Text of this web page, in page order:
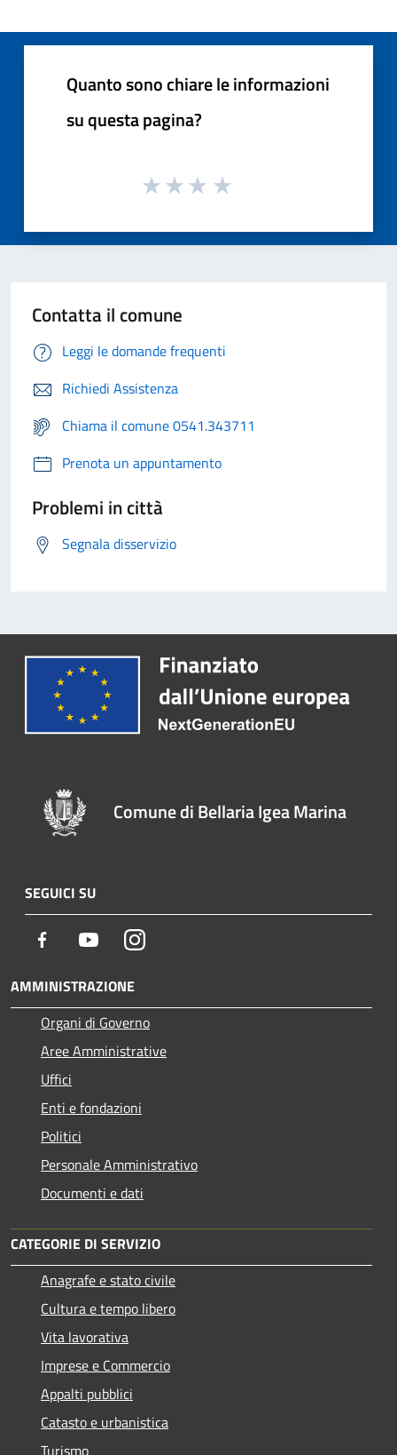
Quanto sono chiare le informazioni
su questa pagina?
Contatta il comune
Leggi le domande frequenti
Richiedi Assistenza
Chiama il comune 0541.343711
Prenota un appuntamento
Problemi in città
Segnala disservizio
Comune di Bellaria Igea Marina
SEGUICI SU
Facebook YoutubeInstagram
AMMINISTRAZIONE
Organi di Governo
Aree Amministrative
Uffici
Enti e fondazioni
Politici
Personale Amministrativo
Documenti e dati
CATEGORIE DI SERVIZIO
Anagrafe e stato civile
Cultura e tempo libero
Vita lavorativa
Imprese e Commercio
Appalti pubblici
Catasto e urbanistica
Turismo